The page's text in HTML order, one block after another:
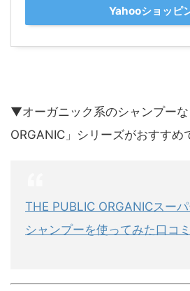
Yahooショッピ
▼オーガニック系のシャンプー
ORGANIC」シリーズがおすすめ
THE PUBLIC ORGANICスー
シャンプーを使ってみた口コ